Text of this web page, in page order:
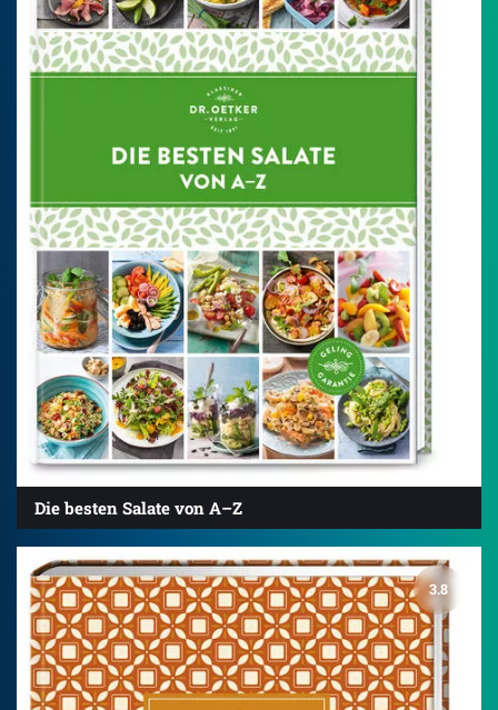
Die besten Salate von A–Z
3.8